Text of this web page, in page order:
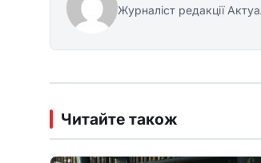
Журналіст редакції
Читайте також